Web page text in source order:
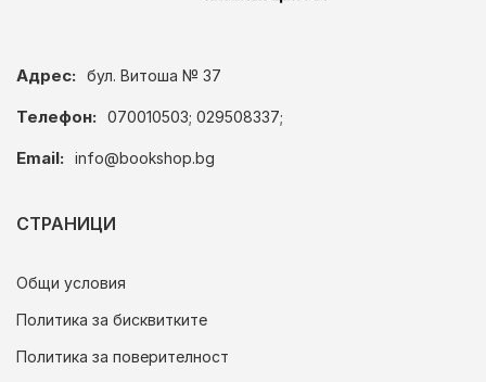
Адрес: бул. Витоша № 37
Телефон: 070010503; 029508337;
Email: info@bookshop.bg
СТРАНИЦИ
Общи условия
Политика за бисквитките
Политика за поверителност